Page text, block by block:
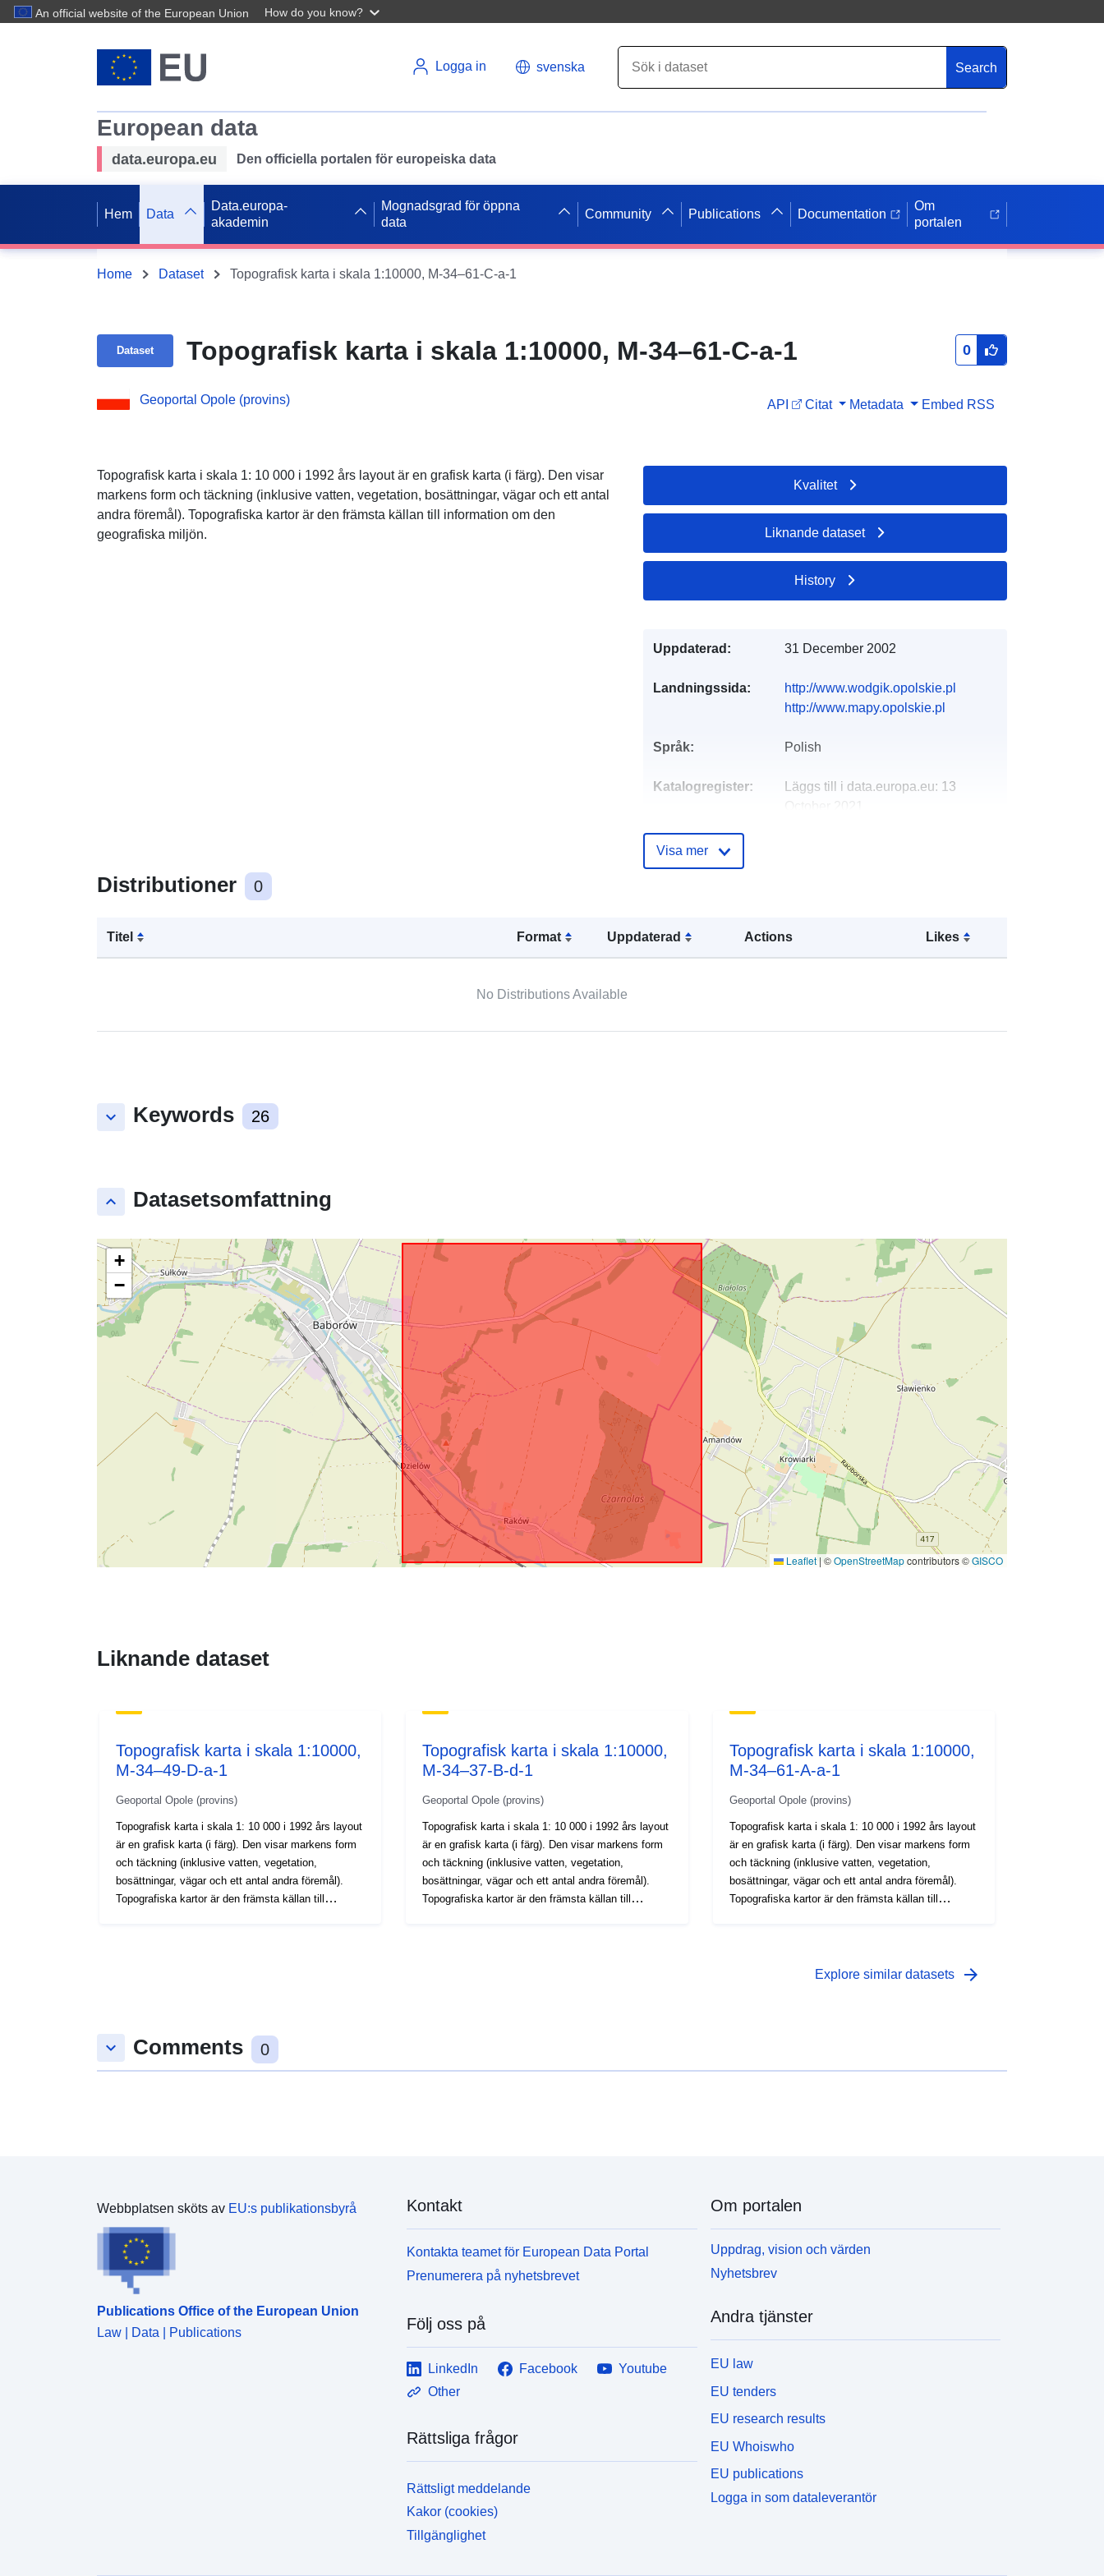
An official website of the European Union How do you know?
Logga in svenska Search
European data
data.europa.eu Den officiella portalen för europeiska data
Hem Data
Data.europa-
akademin
Mognadsgrad för öppna
data
Community Publications Documentation
Om
portalen
Home Dataset Topografisk karta i skala 1:10000, M-34–61-C-a-1
Dataset Topografisk karta i skala 1:10000, M-34–61-C-a-1 0
Geoportal Opole (provins) API Citat Metadata Embed RSS
Topografisk karta i skala 1: 10 000 i 1992 års layout är en grafisk karta (i färg). Den visar
markens form och täckning (inklusive vatten, vegetation, bosättningar, vägar och ett antal
andra föremål). Topografiska kartor är den främsta källan till information om den
geografiska miljön.
Distributioner 0
Titel Format Uppdaterad Actions Likes
No Distributions Available
keyboard_arrow_down Keywords 26
keyboard_arrow_up Datasetsomfattning
+
−
Leaflet | ©OpenStreetMapcontributors ©GISCO
Kvalitet
Liknande dataset
History
Uppdaterad: 31 December 2002
Landningssida:
http://www.wodgik.opolskie.pl
http://www.mapy.opolskie.pl
Språk: Polish
Katalogregister: Läggs till i data.europa.eu: 13
Anpassat efter: 2180
5aadbad17139
Typ:
Resurs:
http://inspire.ec.europa.eu/metadata-
codelist/ResourceType/dataset
Visa mer
Liknande dataset
Topografisk karta i skala 1:10000,
M-34–49-D-a-1
Geoportal Opole (provins)
Topografisk karta i skala 1: 10 000 i 1992 års layout
är en grafisk karta (i färg). Den visar markens form
och täckning (inklusive vatten, vegetation,
bosättningar, vägar och ett antal andra föremål).
Topografiska kartor är den främsta källan till
Topografisk karta i skala 1:10000,
M-34–37-B-d-1
Geoportal Opole (provins)
Topografisk karta i skala 1: 10 000 i 1992 års layout
är en grafisk karta (i färg). Den visar markens form
och täckning (inklusive vatten, vegetation,
bosättningar, vägar och ett antal andra föremål).
Topografiska kartor är den främsta källan till
Topografisk karta i skala 1:10000,
M-34–61-A-a-1
Geoportal Opole (provins)
Topografisk karta i skala 1: 10 000 i 1992 års layout
är en grafisk karta (i färg). Den visar markens form
och täckning (inklusive vatten, vegetation,
bosättningar, vägar och ett antal andra föremål).
Topografiska kartor är den främsta källan till
Explore similar datasets arrow_forward
keyboard_arrow_down Comments 0
Webbplatsen sköts av EU:s publikationsbyrå
Publications Office of the European Union
Law | Data | Publications
Kontakt
Kontakta teamet för European Data Portal
Prenumerera på nyhetsbrevet
Följ oss på
LinkedIn Facebook
Youtube
Other
Rättsliga frågor
Rättsligt meddelande
Kakor (cookies)
Tillgänglighet
Om portalen
Uppdrag, vision och värden
Nyhetsbrev
Andra tjänster
EU law
EU tenders
EU research results
EU Whoiswho
EU publications
Logga in som dataleverantör